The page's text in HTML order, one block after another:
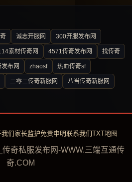
诚志开服网 300开服发布网
素材传奇网 4571传奇发布网 找传奇
布网 zhaosf 热血传奇sf
二零二传奇新服网 八当传奇新服网
们 家长监护免责申明联系我们TXT地图
奇私服发布网-WWW.三端互通传
奇.COM